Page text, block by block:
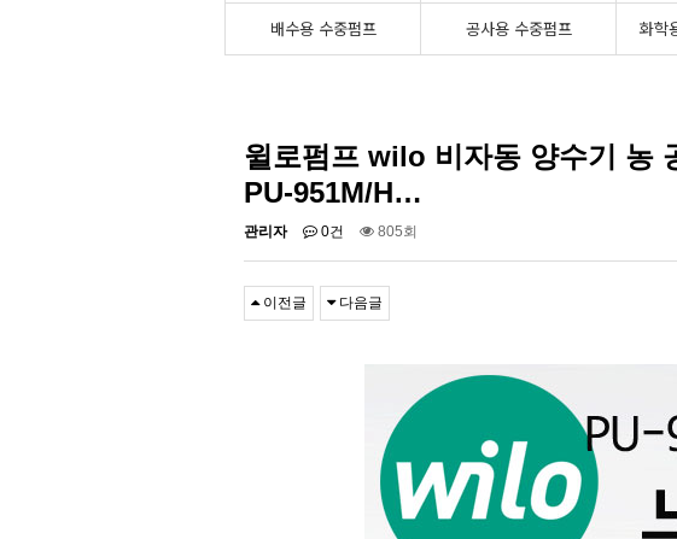
배수용 수중펌프 공사용 수중펌프 화학
윌로펌프 wilo 비자동 양수기 농
PU-951M/H…
관리자 0건 805회
이전글 다음글